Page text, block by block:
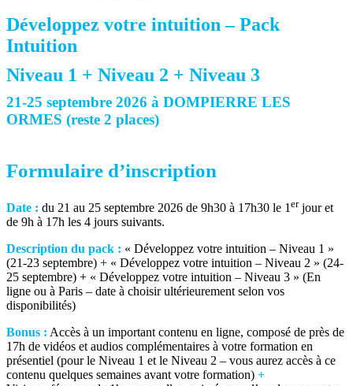
Développez votre intuition – Pack
Intuition
Niveau 1 + Niveau 2 + Niveau 3
21-25 septembre 2026 à DOMPIERRE LES
ORMES (reste 2 places)
Formulaire d’inscription
Date : du 21 au 25 septembre 2026 de 9h30 à 17h30 le 1 erjour et
de 9h à 17h les 4 jours suivants.
Description du pack : « Développez votre intuition – Niveau 1 »
(21-23 septembre) + « Développez votre intuition – Niveau 2 » (24-
25 septembre) + « Développez votre intuition – Niveau 3 » (En
ligne ou à Paris – date à choisir ultérieurement selon vos
disponibilités)
Bonus : Accès à un important contenu en ligne, composé de près de
17h de vidéos et audios complémentaires à votre formation en
présentiel (pour le Niveau 1 et le Niveau 2 – vous aurez accès à ce
contenu quelques semaines avant votre formation) +